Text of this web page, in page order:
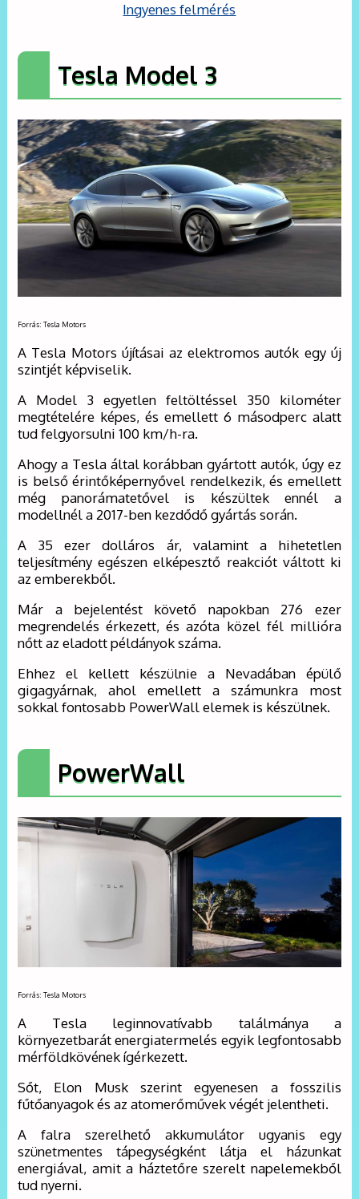
Ingyenes felmérés
Tesla Model 3
Forrás: Tesla Motors
A Tesla Motors újításai az elektromos autók egy új
szintjét képviselik.
A Model 3 egyetlen feltöltéssel 350 kilométer
megtételére képes, és emellett 6 másodperc alatt
tud felgyorsulni 100 km/h-ra.
Ahogy a Tesla által korábban gyártott autók, úgy ez
is belső érintőképernyővel rendelkezik, és emellett
még panorámatetővel is készültek ennél a
modellnél a 2017-ben kezdődő gyártás során.
A 35 ezer dolláros ár, valamint a hihetetlen
teljesítmény egészen elképesztő reakciót váltott ki
az emberekből.
Már a bejelentést követő napokban 276 ezer
megrendelés érkezett, és azóta közel fél millióra
nőtt az eladott példányok száma.
Ehhez el kellett készülnie a Nevadában épülő
gigagyárnak, ahol emellett a számunkra most
sokkal fontosabb PowerWall elemek is készülnek.
PowerWall
Forrás: Tesla Motors
A Tesla leginnovatívabb találmánya a
környezetbarát energiatermelés egyik legfontosabb
mérföldkövének ígérkezett.
Sőt, Elon Musk szerint egyenesen a fosszilis
fűtőanyagok és az atomerőművek végét jelentheti.
A falra szerelhető akkumulátor ugyanis egy
szünetmentes tápegységként látja el házunkat
energiával, amit a háztetőre szerelt napelemekből
tud nyerni.